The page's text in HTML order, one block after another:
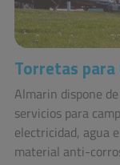
Torretas para
Almarin dispone
servicios para
electricidad, agua
material anti-